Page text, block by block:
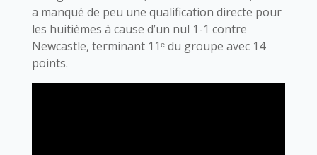
a manqué de peu une qualification directe pour
les huitièmes à cause d’un nul 1-1 contre
Newcastle, terminant 11ᵉ du groupe avec 14
points.